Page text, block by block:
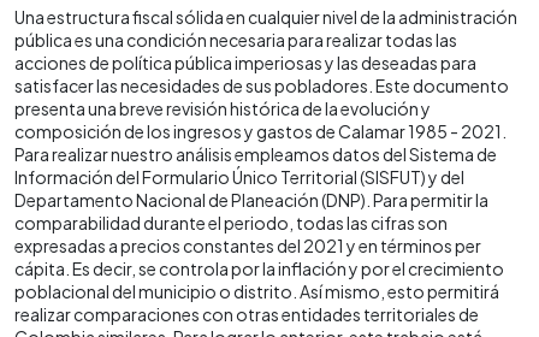
Una estructura fiscal sólida en cualquier nivel de la administración
pública es una condición necesaria para realizar todas las
acciones de política pública imperiosas y las deseadas para
satisfacer las necesidades de sus pobladores. Este documento
presenta una breve revisión histórica de la evolución y
composición de los ingresos y gastos de Calamar 1985 - 2021.
Para realizar nuestro análisis empleamos datos del Sistema de
Información del Formulario Único Territorial (SISFUT) y del
Departamento Nacional de Planeación (DNP). Para permitir la
comparabilidad durante el periodo, todas las cifras son
expresadas a precios constantes del 2021 y en términos per
cápita. Es decir, se controla por la inflación y por el crecimiento
poblacional del municipio o distrito. Así mismo, esto permitirá
realizar comparaciones con otras entidades territoriales de